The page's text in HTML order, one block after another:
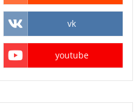
vk
youtube